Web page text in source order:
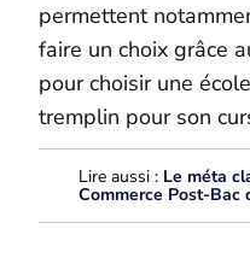
permettent
faire un choix grâce
pour choisir une
tremplin pour son
Lire aussi : Le méta
Commerce Post-Bac